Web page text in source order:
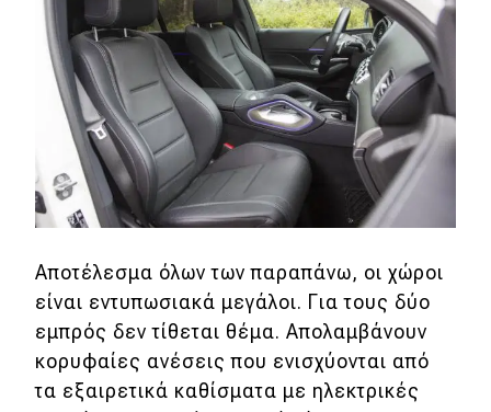
Αποτέλεσμα όλων των παραπάνω, οι χώροι
είναι εντυπωσιακά μεγάλοι. Για τους δύο
εμπρός δεν τίθεται θέμα. Απολαμβάνουν
κορυφαίες ανέσεις που ενισχύονται από
τα εξαιρετικά καθίσματα με ηλεκτρικές